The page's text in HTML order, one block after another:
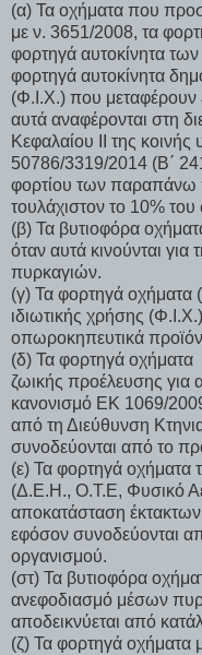
(α) Τα οχήματα που
με ν. 3651/2008, τα
φορτηγά αυτοκίνητα
φορτηγά αυτοκίνητα
(Φ.Ι.Χ.) που
αυτά αναφέρονται στη
Κεφαλαίου ΙΙ της
50786/3319/2014 (Β΄
φορτίου των παραπάνω
τουλάχιστον το 10%
(β) Τα βυτιοφόρα
όταν αυτά κινούνται
πυρκαγιών.
(γ) Τα φορτηγά οχήματα
ιδιωτικής χρήσης
οπωροκηπευτικά
(δ) Τα φορτηγά
ζωικής προέλευσης
κανονισμό ΕΚ 1069/
από τη Διεύθυνση
συνοδεύονται από το
(ε) Τα φορτηγά οχήματα
(Δ.Ε.Η., Ο.Τ.Ε, Φυσικό
αποκατάσταση
εφόσον συνοδεύονται
οργανισμού.
(στ) Τα βυτιοφόρα
ανεφοδιασμό μέσων
αποδεικνύεται από
(ζ) Τα φορτηγά οχήματα